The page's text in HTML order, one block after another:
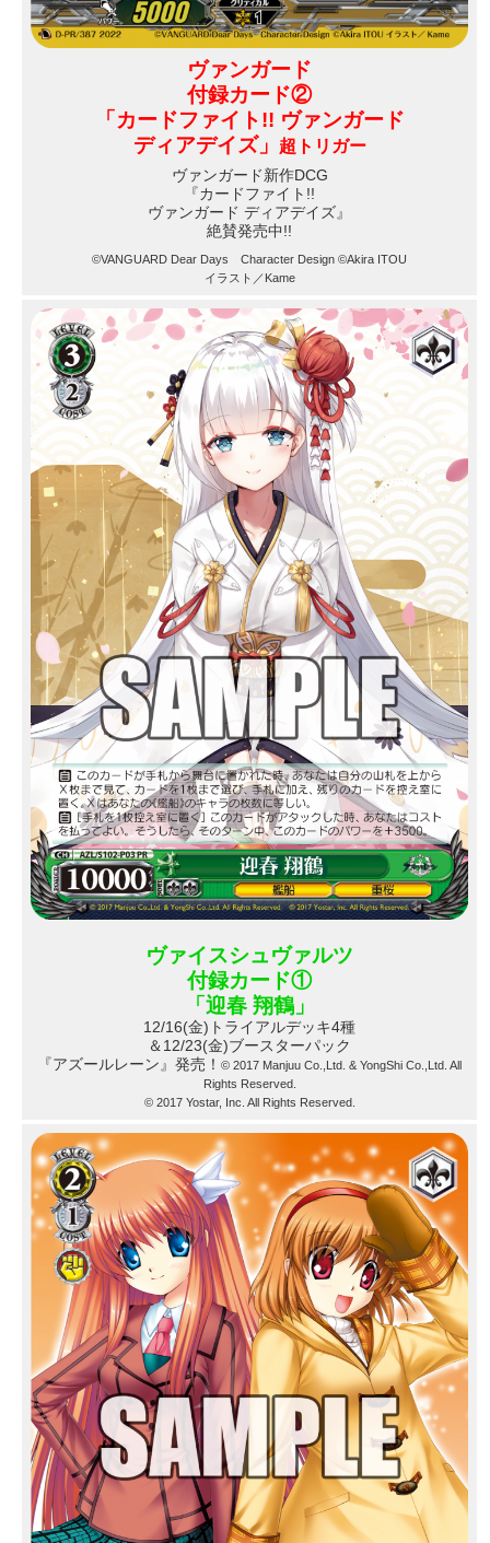
ヴァンガード
付録カード②
「カードファイト!! ヴァンガード
ディアデイズ」
超トリガー
ヴァンガード新作DCG
『カードファイト!!
ヴァンガード ディアデイズ』
絶賛発売中!!
©VANGUARD Dear Days Character Design ©Akira ITOU
イラスト／Kame
ヴァイスシュヴァルツ
付録カード①
「迎春 翔鶴」
12/16(金)トライアルデッキ4種
＆12/23(金)ブースターパック
『アズールレーン』発売！ © 2017 Manjuu Co.,Ltd. & YongShi Co.,Ltd. All
Rights Reserved.
© 2017 Yostar, Inc. All Rights Reserved.